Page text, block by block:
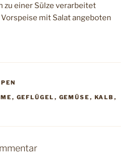
zu einer Sülze verarbeitet
mit Salat angeboten
, GEFLÜGEL , GEMÜSE , KALB ,